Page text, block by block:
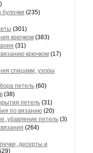
(235)
(301)
крючком (383)
(31)
крючком (17)
спицами, узоры
петель (60)
(38)
петель (31)
по вязанию (20)
убавление петель (3)
(264)
десерты и